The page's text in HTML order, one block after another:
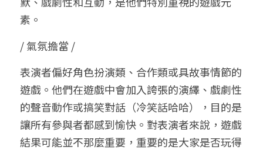
素。
/ 氣氛擔當 /
表演者偏好角色扮演類、合作類或具故事情節的
遊戲。他們在遊戲中會加入誇張的演繹、戲劇性
的聲音動作或搞笑對話（冷笑話哈哈），目的是
讓所有參與者都感到愉快。對表演者來說，遊戲
結果可能並不那麼重要，重要的是大家是否玩得